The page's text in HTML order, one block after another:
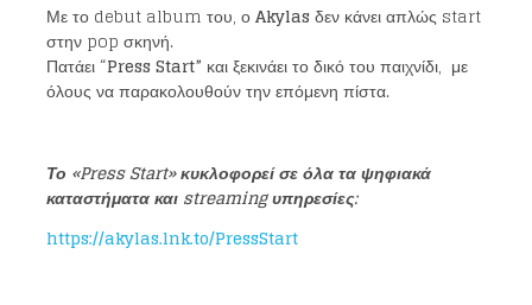
Με το debut album του, οAkylas δεν κάνει απλώς start
στην pop σκηνή.
Πατάει “Press Start” και ξεκινάει το δικό του παιχνίδι, με
όλους να παρακολουθούν την επόμενη πίστα.
Το «Press Start» κυκλοφορεί σε όλα τα ψηφιακά
καταστήματα και streaming υπηρεσίες:
https://akylas.lnk.to/PressStart
Loading your form, please wait...